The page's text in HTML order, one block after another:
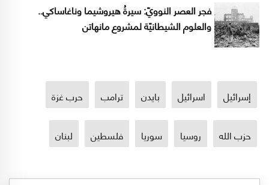
فجر العصر النوويّ: سيرةُ هيروشيما وناغاساكي..
والعلوم الشيطانيّة لمشروع مانهاتن
إسرائيل اسرائيل بايدن ترامب حرب غزة
حزب الله روسيا سوريا فلسطين لبنان